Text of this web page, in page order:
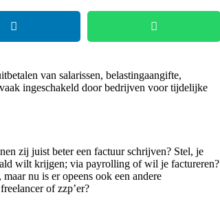
van salarissen, belastingaangifte,
ingeschakeld door bedrijven voor tijdelijke
zij juist beter een factuur schrijven? Stel, je
wilt krijgen; via payrolling of wil je factureren?
nu is er opeens ook een andere
of zzp’er?